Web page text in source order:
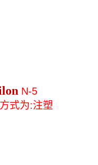
N-5
式为:注塑